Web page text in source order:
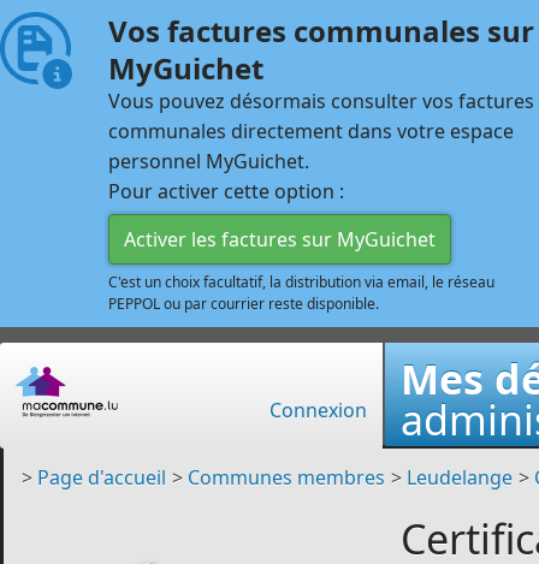
Vos factures communales sur
MyGuichet
Vous pouvez désormais consulter vos factures
communales directement dans votre espace
personnel MyGuichet.
Pour activer cette option :
Activer les factures sur MyGuichet
C'est un choix facultatif, la distribution via email, le réseau
PEPPOL ou par courrier reste disponible.
Connexion
Mes
> Page d'accueil > Communes membres > Leudelange >